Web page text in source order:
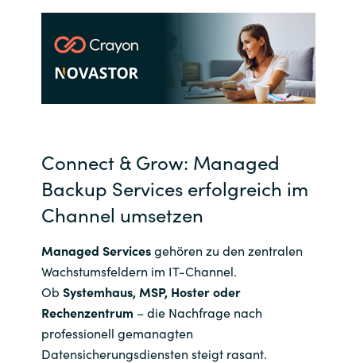
Estonia
France
Hungary
Iceland
India
Indonesia
Kingdom of Saudi Arabia
Channel Partner
Connect & Grow: Managed
Backup Services erfolgreich im
Channel umsetzen
Managed Servicesgehören zu den zentralen
Wachstumsfeldern im IT-Channel.
Ob Systemhaus, MSP, Hoster oder
Rechenzentrum – die Nachfrage nach
professionell gemanagten
Datensicherungsdiensten steigt rasant.